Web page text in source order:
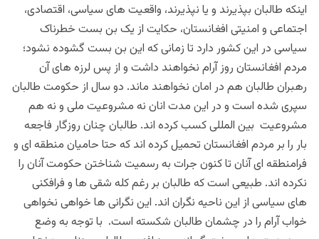
اینکه طالبان بپذیرند و یا نپذیرند، واقعیت های سیاسی، اقتصادی،
اجتماعی و امنیتی افغانستان، حکایت از یک بن بست خطرناک
سیاسی در این کشور دارد تا زمانی که این‌ بن بست گشوده نشود؛
مردم افغانستان روز آرام نخواهند داشت و از پس لرزه های آن
رهبران طالبان هم در امان نخواهند ماند. دو سال از حکومت طالبان
سپری شده است و در این مدت انان نه مشروعیت ملی و نه هم
مشروعیت بین المللی کسب کرده اند. طالبان چنان روزگار فاجعه
بار را بر مردم افغانستان تحمیل کرده اند که حتا حامیان منطقه ای و
فرامنطقه ای آنان تا کنون جرات به رسمیت شناختن حکومت آنان را
نکرده اند. طبیعی است که طالبان بر رغم کله شقی ها و فرافکنی
های سیاسی از این ناحیه نگران اند. این نگرانی ها خواهی نخواهی
خواب آرام را در چشمان طالبان شکسته است. با توجه به وضع